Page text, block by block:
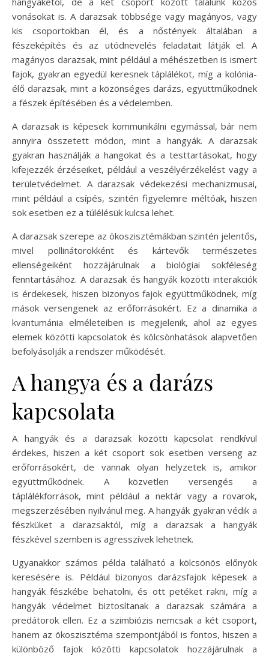
vonásokat is. A darazsak többsége vagy magányos, vagy
kis csoportokban él, és a nőstények általában a
fészeképítés és az utódnevelés feladatait látják el. A
magányos darazsak, mint például a méhészetben is ismert
fajok, gyakran egyedül keresnek táplálékot, míg a kolónia-
élő darazsak, mint a közönséges darázs, együttműködnek
a fészek építésében és a védelemben.
A darazsak is képesek kommunikálni egymással, bár nem
annyira összetett módon, mint a hangyák. A darazsak
gyakran használják a hangokat és a testtartásokat, hogy
kifejezzék érzéseiket, például a veszélyérzékelést vagy a
területvédelmet. A darazsak védekezési mechanizmusai,
mint például a csípés, szintén figyelemre méltóak, hiszen
sok esetben ez a túlélésük kulcsa lehet.
A darazsak szerepe az ökoszisztémákban szintén jelentős,
mivel pollinátorokként és kártevők természetes
ellenségeiként hozzájárulnak a biológiai sokféleség
fenntartásához. A darazsak és hangyák közötti interakciók
is érdekesek, hiszen bizonyos fajok együttműködnek, míg
mások versengenek az erőforrásokért. Ez a dinamika a
kvantumánia elméleteiben is megjelenik, ahol az egyes
elemek közötti kapcsolatok és kölcsönhatások alapvetően
befolyásolják a rendszer működését.
A hangya és a darázs
kapcsolata
A hangyák és a darazsak közötti kapcsolat rendkívül
érdekes, hiszen a két csoport sok esetben verseng az
erőforrásokért, de vannak olyan helyzetek is, amikor
együttműködnek. A közvetlen versengés a
táplálékforrások, mint például a nektár vagy a rovarok,
megszerzésében nyilvánul meg. A hangyák gyakran védik a
fészküket a darazsaktól, míg a darazsak a hangyák
fészkével szemben is agresszívek lehetnek.
Ugyanakkor számos példa található a kölcsönös előnyök
keresésére is. Például bizonyos darázsfajok képesek a
hangyák fészkébe behatolni, és ott petéket rakni, míg a
hangyák védelmet biztosítanak a darazsak számára a
predátorok ellen. Ez a szimbiózis nemcsak a két csoport,
hanem az ökoszisztéma szempontjából is fontos, hiszen a
különböző fajok közötti kapcsolatok hozzájárulnak a